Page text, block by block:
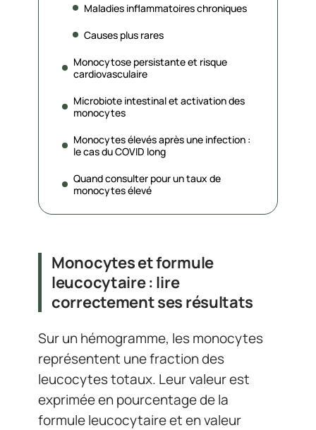
Maladies inflammatoires chroniques
Causes plus rares
Monocytose persistante et risque
cardiovasculaire
Microbiote intestinal et activation des
monocytes
Monocytes élevés après une infection :
le cas du COVID long
Quand consulter pour un taux de
monocytes élevé
Monocytes et formule
leucocytaire : lire
correctement ses résultats
Sur un hémogramme, les monocytes
représentent une fraction des
leucocytes totaux. Leur valeur est
exprimée en pourcentage de la
formule leucocytaire et en valeur